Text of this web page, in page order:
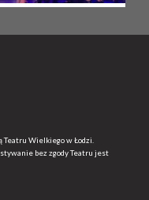
Wielkiego w Łodzi.
bez zgody Teatru jest